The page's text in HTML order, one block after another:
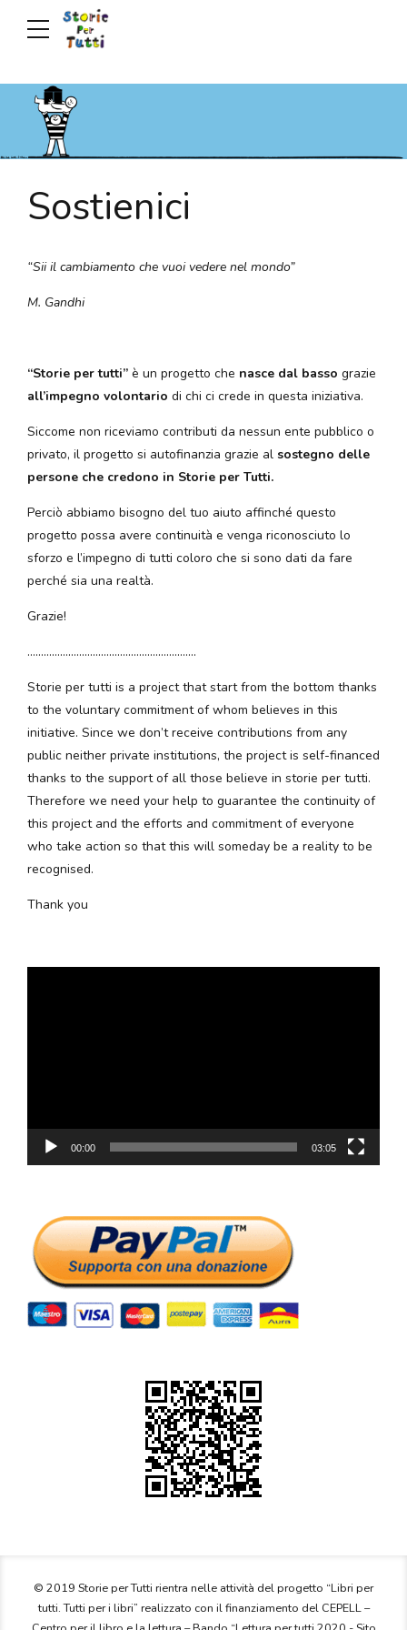
Sostienici
“Sii il cambiamento che vuoi vedere nel mondo”
M. Gandhi
“Storie per tutti” è un progetto che nasce dal basso grazie
all’impegno volontario di chi ci crede in questa iniziativa.
Siccome non riceviamo contributi da nessun ente pubblico o
privato, il progetto si autofinanzia grazie al sostegno delle
persone che credono in Storie per Tutti.
Perciò abbiamo bisogno del tuo aiuto affinché questo
progetto possa avere continuità e venga riconosciuto lo
sforzo e l’impegno di tutti coloro che si sono dati da fare
perché sia una realtà.
Grazie!
……………………………………………………..
Storie per tutti is a project that start from the bottom thanks
to the voluntary commitment of whom believes in this
initiative. Since we don’t receive contributions from any
public neither private institutions, the project is self-financed
thanks to the support of all those believe in storie per tutti.
Therefore we need your help to guarantee the continuity of
this project and the efforts and commitment of everyone
who take action so that this will someday be a reality to be
recognised.
Thank you
00:00 03:05
© 2019 Storie per Tutti rientra nelle attività del progetto “Libri per
tutti. Tutti per i libri” realizzato con il finanziamento del CEPELL –